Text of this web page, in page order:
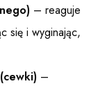
– reaguje
się i wyginając,
–